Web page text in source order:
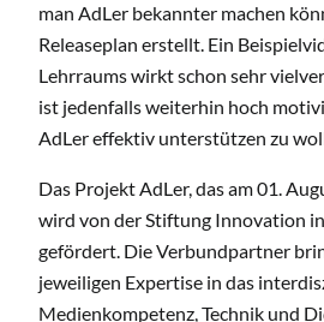
man AdLer bekannter machen
Releaseplan erstellt. Ein
Lehrraums wirkt schon sehr
ist jedenfalls weiterhin hoch
AdLer effektiv unterstützen zu
Das Projekt AdLer, das am 01.
wird von der Stiftung Innovation
gefördert. Die Verbundpartner
jeweiligen Expertise in das
Medienkompetenz, Technik und